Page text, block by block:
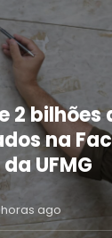
2 bilhões
na
UFMG
ago